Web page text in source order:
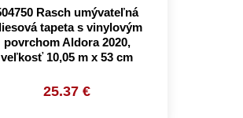
Rasch umývateľná
tapeta s vinylovým
povrchom Aldora 2020,
veľkosť 10,05 m x 53 cm
25.37 €